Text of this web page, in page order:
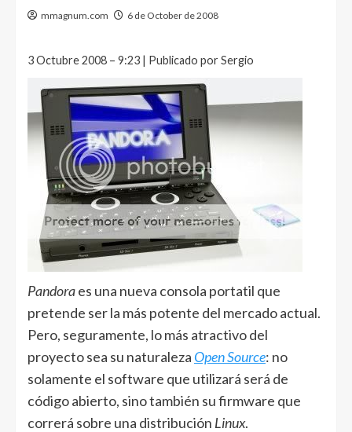
mmagnum.com 6 de October de 2008
3 Octubre 2008 – 9:23 | Publicado por Sergio
Pandoraes una nueva consola portatil que
pretende ser la más potente del mercado actual.
Pero, seguramente, lo más atractivo del
proyecto sea su naturaleza Open Source: no
solamente el software que utilizará será de
código abierto, sino también su firmware que
correrá sobre una distribución Linux.